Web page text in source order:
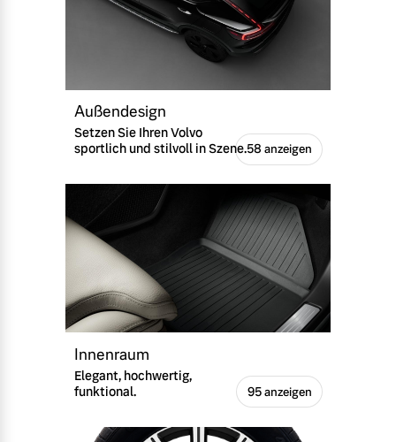
Außendesign
Setzen Sie Ihren Volvo
sportlich und stilvoll in Szene.58 anzeigen
Innenraum
Elegant, hochwertig,
funktional.
95 anzeigen